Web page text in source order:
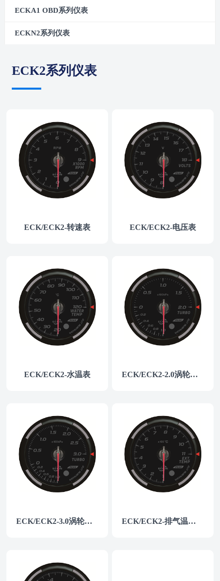
ECKA1 OBD系列仪表
ECKN2系列仪表
ECK2系列仪表
ECK/ECK2-转速表 ECK/ECK2-电压表
ECK/ECK2-水温表 ECK/ECK2-2.0涡轮增压表
ECK/ECK2-3.0涡轮增压表 ECK/ECK2-排气温度表